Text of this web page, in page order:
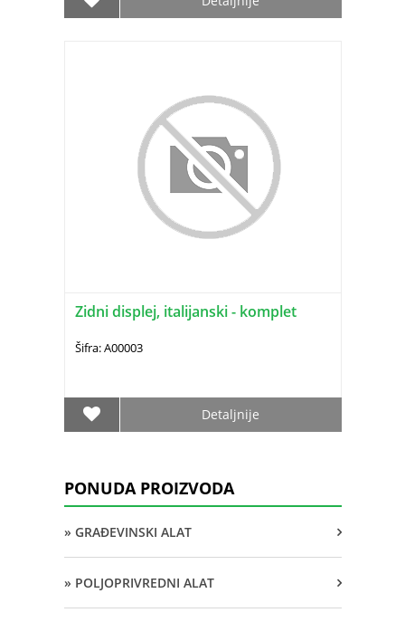
Zidni displej, italijanski - komplet
Šifra: A00003
Detaljnije
PONUDA PROIZVODA
» GRAĐEVINSKI ALAT
» POLJOPRIVREDNI ALAT